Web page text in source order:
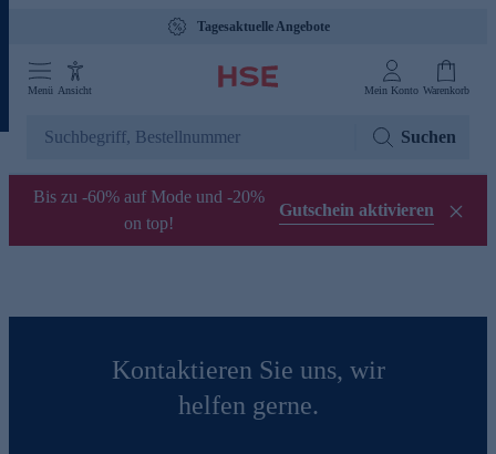
Tagesaktuelle Angebote
Menü Ansicht Mein Konto Warenkorb
Suchen
Bis zu -60% auf Mode und -20%
on top!
Gutschein aktivieren
Kontaktieren Sie uns, wir
helfen gerne.